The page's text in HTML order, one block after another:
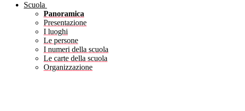
Scuola
Panoramica
Presentazione
I luoghi
Le persone
I numeri della scuola
Le carte della scuola
Organizzazione